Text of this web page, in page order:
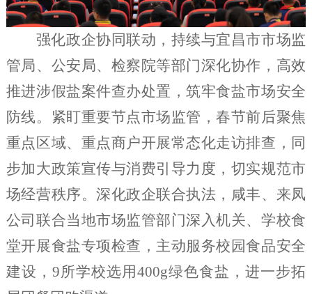
强化政企协同联动，持续与宜昌市市场监
管局、公安局、检察院等部门深化协作，高效
推进涉假盐案件查办处置，筑牢食盐市场安全
防线。紧盯重要节点市场监管，春节前后聚焦
重点区域、重点商户开展常态化走访排查，同
步加大政策宣传与消费引导力度，切实规范市
场经营秩序。深化政企联合执法，咸丰、来凤
公司联合当地市场监管部门深入机关、学校食
堂开展食盐专项检查，主动服务校园食品安全
建设，9所学校选用400g绿色食盐，进一步拓